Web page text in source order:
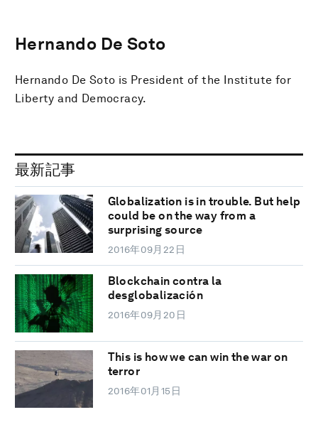
Hernando De Soto
Hernando De Soto is President of the Institute for
Liberty and Democracy.
最新記事
Globalization is in trouble. But help
could be on the way from a
surprising source
2016年09月22日
Blockchain contra la
desglobalización
2016年09月20日
This is how we can win the war on
terror
2016年01月15日